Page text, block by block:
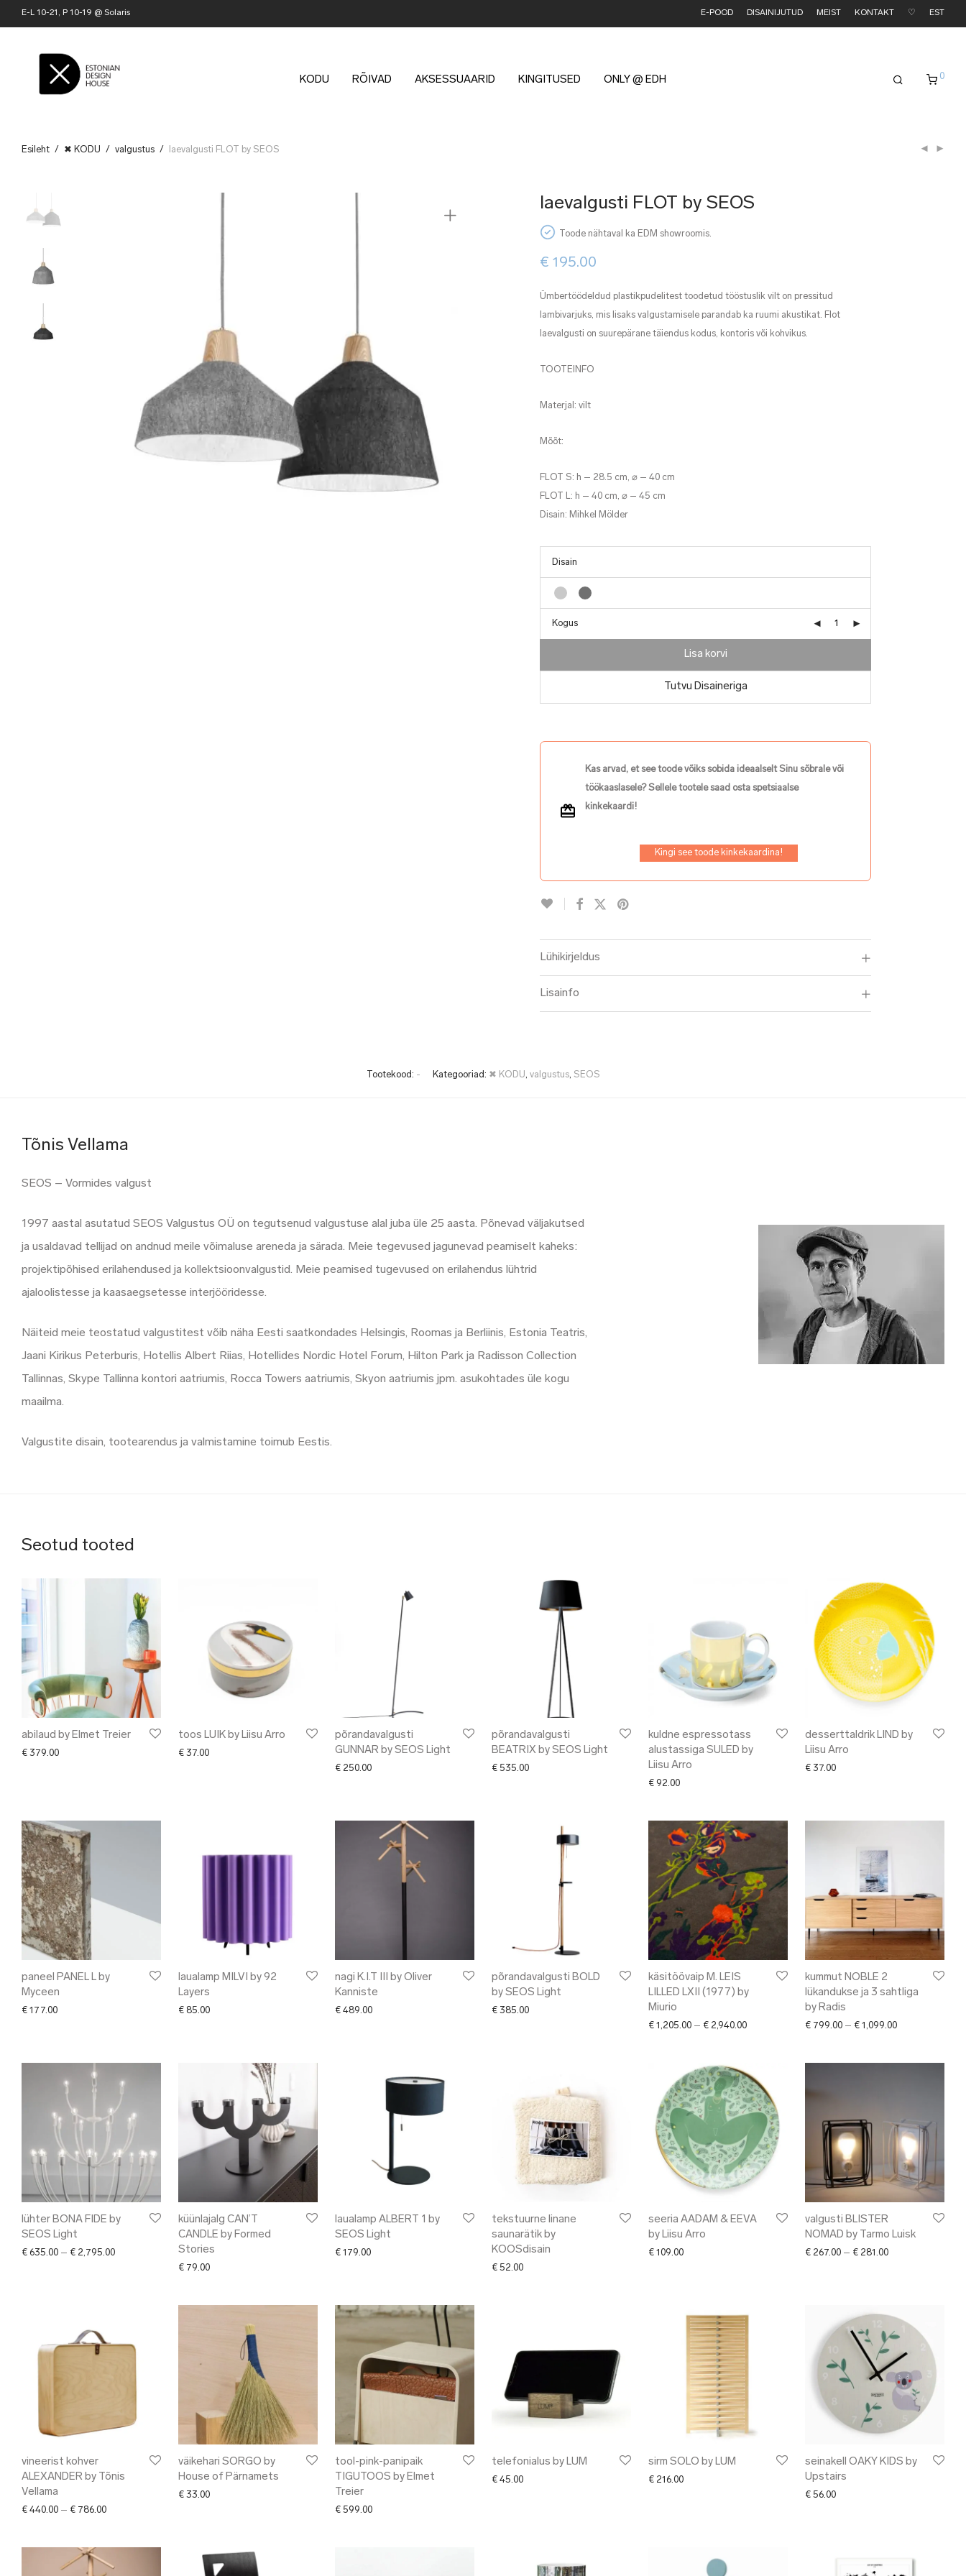
E-L 10-21, P 10-19 @ Solaris E-POOD DISAINIJUTUD MEIST KONTAKT ♡ EST
KODU RÕIVAD AKSESSUAARID KINGITUSED ONLY @ EDH 0
Esileht / ✖ KODU / valgustus / laevalgusti FLOT by SEOS
laevalgusti FLOT by SEOS
Toode nähtaval ka EDM showroomis.
€ 195.00
Ümbertöödeldud plastikpudelitest toodetud tööstuslik vilt on pressitud
lambivarjuks, mis lisaks valgustamisele parandab ka ruumi akustikat. Flot
laevalgusti on suurepärane täiendus kodus, kontoris või kohvikus.
TOOTEINFO
Materjal: vilt
Mõõt:
FLOT S: h – 28.5 cm, ⌀ – 40 cm
FLOT L: h – 40 cm, ⌀ – 45 cm
Disain: Mihkel Mölder
Kogus
Lisa korvi
Tutvu Disaineriga
Kas arvad, et see toode võiks sobida ideaalselt Sinu sõbrale või
töökaaslasele? Sellele tootele saad osta spetsiaalse
kinkekaardi!
Kingi see toode kinkekaardina!
Lühikirjeldus
Lisainfo
Tootekood: - Kategooriad: ✖ KODU, valgustus, SEOS
Tõnis Vellama
SEOS – Vormides valgust
1997 aastal asutatud SEOS Valgustus OÜ on tegutsenud valgustuse alal juba üle 25 aasta. Põnevad väljakutsed
ja usaldavad tellijad on andnud meile võimaluse areneda ja särada. Meie tegevused jagunevad peamiselt kaheks:
projektipõhised erilahendused ja kollektsioonvalgustid. Meie peamised tugevused on erilahendus lühtrid
ajaloolistesse ja kaasaegsetesse interjööridesse.
Näiteid meie teostatud valgustitest võib näha Eesti saatkondades Helsingis, Roomas ja Berliinis, Estonia Teatris,
Jaani Kirikus Peterburis, Hotellis Albert Riias, Hotellides Nordic Hotel Forum, Hilton Park ja Radisson Collection
Tallinnas, Skype Tallinna kontori aatriumis, Rocca Towers aatriumis, Skyon aatriumis jpm. asukohtades üle kogu
maailma.
Valgustite disain, tootearendus ja valmistamine toimub Eestis.
Seotud tooted
abilaud by Elmet Treier
€ 379.00
toos LUIK by Liisu Arro
€ 37.00
põrandavalgusti
GUNNAR by SEOS Light
€ 250.00
põrandavalgusti
BEATRIX by SEOS Light
€ 535.00
kuldne espressotass
alustassiga SULED by
Liisu Arro
€ 92.00
desserttaldrik LIND by
Liisu Arro
€ 37.00
paneel PANEL L by
Myceen
€ 177.00
laualamp MILVI by 92
Layers
€ 85.00
nagi K.I.T III by Oliver
Kanniste
€ 489.00
põrandavalgusti BOLD
by SEOS Light
€ 385.00
käsitöövaip M. LEIS
LILLED LXII (1977) by
Miurio
€ 1,205.00 – € 2,940.00Price range: € 1,205.00 through € 2,940.00
kummut NOBLE 2
lükandukse ja 3 sahtliga
by Radis
€ 799.00 – € 1,099.00Price range: €
lühter BONA FIDE by
SEOS Light
€ 635.00 – € 2,795.00Price range: € 635.00 through € 2,795.00
küünlajalg CAN’T
CANDLE by Formed
Stories
€ 79.00
laualamp ALBERT 1 by
SEOS Light
€ 179.00
tekstuurne linane
saunarätik by
KOOSdisain
€ 52.00
seeria AADAM & EEVA
by Liisu Arro
€ 109.00
valgusti BLISTER
NOMAD by Tarmo Luisk
€ 267.00 – € 281.00Price range: €
vineerist kohver
ALEXANDER by Tõnis
Vellama
€ 440.00 – € 786.00Price range: € 440.00 through € 786.00
väikehari SORGO by
House of Pärnamets
€ 33.00
tool-pink-panipaik
TIGUTOOS by Elmet
Treier
€ 599.00
telefonialus by LUM
€ 45.00
sirm SOLO by LUM
€ 216.00
seinakell OAKY KIDS by
Upstairs
€ 56.00